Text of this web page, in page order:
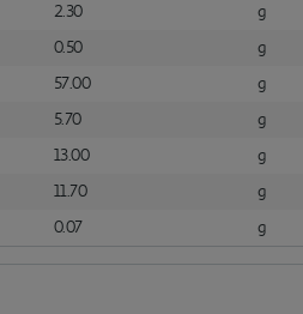
2.30
g
0.50
g
57.00
g
5.70
g
13.00
g
11.70
g
0.07 g